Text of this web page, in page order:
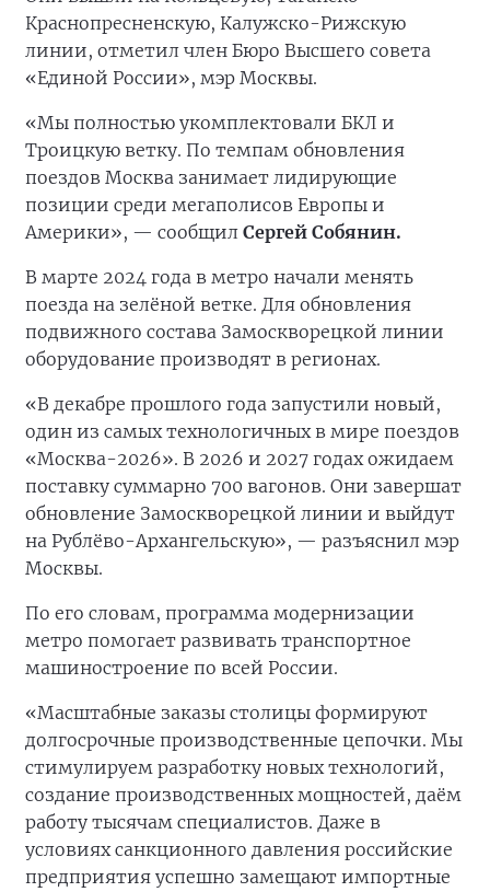
Краснопресненскую, Калужско-Рижскую
линии, отметил член Бюро Высшего совета
«Единой России», мэр Москвы.
«Мы полностью укомплектовали БКЛ и
Троицкую ветку. По темпам обновления
поездов Москва занимает лидирующие
позиции среди мегаполисов Европы и
Америки», — сообщил Сергей Собянин.
В марте 2024 года в метро начали менять
поезда на зелёной ветке. Для обновления
подвижного состава Замоскворецкой линии
оборудование производят в регионах.
«В декабре прошлого года запустили новый,
один из самых технологичных в мире поездов
«Москва-2026». В 2026 и 2027 годах ожидаем
поставку суммарно 700 вагонов. Они завершат
обновление Замоскворецкой линии и выйдут
на Рублёво-Архангельскую», — разъяснил мэр
Москвы.
По его словам, программа модернизации
метро помогает развивать транспортное
машиностроение по всей России.
«Масштабные заказы столицы формируют
долгосрочные производственные цепочки. Мы
стимулируем разработку новых технологий,
создание производственных мощностей, даём
работу тысячам специалистов. Даже в
условиях санкционного давления российские
предприятия успешно замещают импортные